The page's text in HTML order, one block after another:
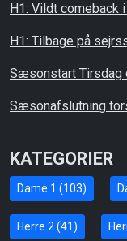
H1: Vildt comeback
H1: Tilbage på
Sæsonstart Tirsdag
Sæsonafslutning
KATEGORIER
Dame 1 (103)
Herre 2 (41)